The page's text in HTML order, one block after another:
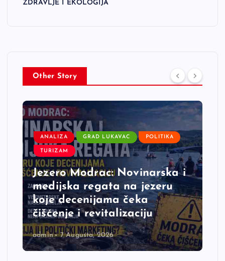
ZDRAVLJE I EKOLOGIJA
Other Story
ANALIZA GRAD LUKAVAC POLITIKA
TURIZAM
Jezero Modrac: Novinarska i
medijska regata na jezeru
koje decenijama čeka
čišćenje i revitalizaciju
admin 7 Augusta, 2026